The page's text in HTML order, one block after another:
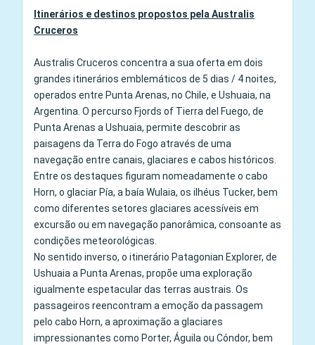
Itinerários e destinos propostos pela Australis
Cruceros
Australis Cruceros concentra a sua oferta em dois
grandes itinerários emblemáticos de 5 dias / 4 noites,
operados entre Punta Arenas, no Chile, e Ushuaia, na
Argentina. O percurso Fjords of Tierra del Fuego, de
Punta Arenas a Ushuaia, permite descobrir as
paisagens da Terra do Fogo através de uma
navegação entre canais, glaciares e cabos históricos.
Entre os destaques figuram nomeadamente o cabo
Horn, o glaciar Pía, a baía Wulaia, os ilhéus Tucker, bem
como diferentes setores glaciares acessíveis em
excursão ou em navegação panorâmica, consoante as
condições meteorológicas.
No sentido inverso, o itinerário Patagonian Explorer, de
Ushuaia a Punta Arenas, propõe uma exploração
igualmente espetacular das terras austrais. Os
passageiros reencontram a emoção da passagem
pelo cabo Horn, a aproximação a glaciares
impressionantes como Porter, Águila ou Cóndor, bem